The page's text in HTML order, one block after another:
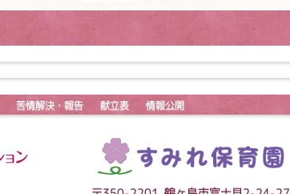
苦情解決・報告 献立表 情報公開